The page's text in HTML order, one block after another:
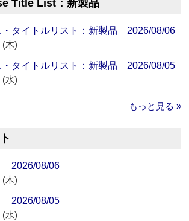
Title List：新製品
・タイトルリスト：新製品 2026/08/06
(木)
・タイトルリスト：新製品 2026/08/05
(水)
もっと見る »
2026/08/06
(木)
2026/08/05
(水)